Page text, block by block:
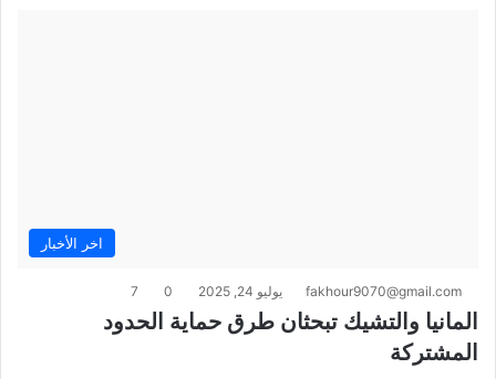
اخر الأخبار
fakhour9070@gmail.com يوليو 24, 2025 0
7
المانيا والتشيك تبحثان طرق حماية الحدود
المشتركة